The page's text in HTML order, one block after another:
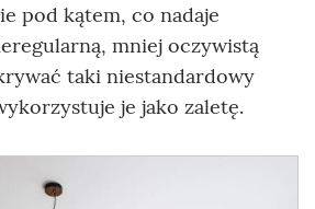
pod kątem, co nadaje
mniej oczywistą
taki niestandardowy
je jako zaletę.